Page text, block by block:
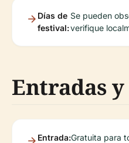
Días de
festival:
Se pueden
verifique
Entradas
Entrada:Gratuita para